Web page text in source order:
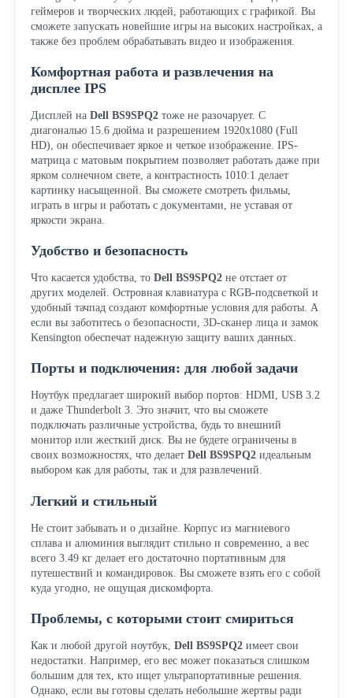
геймеров и творческих людей, работающих с графикой. Вы
сможете запускать новейшие игры на высоких настройках, а
также без проблем обрабатывать видео и изображения.
Комфортная работа и развлечения на
дисплее IPS
Дисплей на Dell BS9SPQ2тоже не разочарует. С
диагональю 15.6 дюйма и разрешением 1920x1080 (Full
HD), он обеспечивает яркое и четкое изображение. IPS-
матрица с матовым покрытием позволяет работать даже при
ярком солнечном свете, а контрастность 1010:1 делает
картинку насыщенной. Вы сможете смотреть фильмы,
играть в игры и работать с документами, не уставая от
яркости экрана.
Удобство и безопасность
Что касается удобства, то Dell BS9SPQ2не отстает от
других моделей. Островная клавиатура с RGB-подсветкой и
удобный тачпад создают комфортные условия для работы. А
если вы заботитесь о безопасности, 3D-сканер лица и замок
Kensington обеспечат надежную защиту ваших данных.
Порты и подключения: для любой задачи
Ноутбук предлагает широкий выбор портов: HDMI, USB 3.2
и даже Thunderbolt 3. Это значит, что вы сможете
подключать различные устройства, будь то внешний
монитор или жесткий диск. Вы не будете ограничены в
своих возможностях, что делает Dell BS9SPQ2идеальным
выбором как для работы, так и для развлечений.
Легкий и стильный
Не стоит забывать и о дизайне. Корпус из магниевого
сплава и алюминия выглядит стильно и современно, а вес
всего 3.49 кг делает его достаточно портативным для
путешествий и командировок. Вы сможете взять его с собой
куда угодно, не ощущая дискомфорта.
Проблемы, с которыми стоит смириться
Как и любой другой ноутбук, Dell BS9SPQ2имеет свои
недостатки. Например, его вес может показаться слишком
большим для тех, кто ищет ультрапортативные решения.
Однако, если вы готовы сделать небольшие жертвы ради